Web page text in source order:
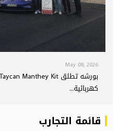
May 08, 2026
كهربائية...
قائمة التجارب